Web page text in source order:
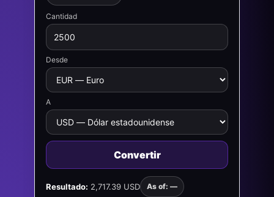
Cantidad
Desde
A
Convertir
Resultado: 2,717.39 USD As of: —